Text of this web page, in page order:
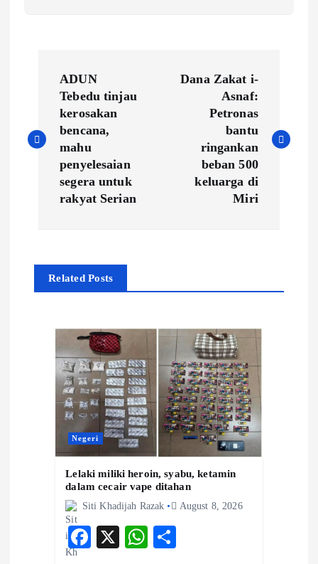
s
v
ADUN
Tebedu tinjau
kerosakan
bencana,
mahu
penyelesaian
segera untuk
rakyat Serian
Dana Zakat i-
Asnaf:
Petronas
bantu
ringankan
beban 500
keluarga di
Miri
Related Posts
Negeri
Lelaki miliki heroin, syabu, ketamin
dalam cecair vape ditahan
Siti Khadijah Razak August 8, 2026
F
X
W